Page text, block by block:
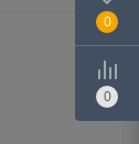
0
0